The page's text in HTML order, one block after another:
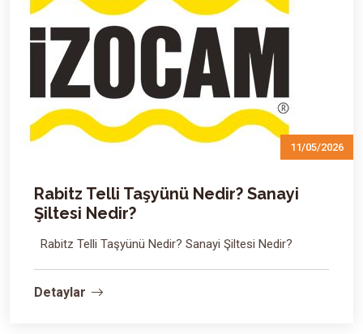
11/05/2026
Rabitz Telli Taşyünü Nedir? Sanayi
Şiltesi Nedir?
Rabitz Telli Taşyünü Nedir? Sanayi Şiltesi Nedir?
Detaylar